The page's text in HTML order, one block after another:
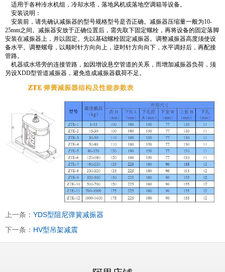
适用于各种冷水机组，冷却水塔，落地风机或落地空调箱等设备。
安装说明：
安装前，请先确认减振器的型号规格型号是否正确。减振器压缩量一般为10-
25mm之间。减振器安放于正确位置后，需先取下固定螺栓，再将设备的固定落脚
安装在减振器上，并以固定。先以基础螺栓固定减振器。调整减振器高度须使设
备水平。调整螺母，以顺时针方向向上，逆时针方向向下，水平调好后，再配接
管路。
机器或水塔旁的连接管路，如因增设悬空管道的关系，而增加减振器负荷，须
另设XDD型管道减振器，避免造成减振器载荷不足。
上一条： YDS型阻尼弹簧减振器
下一条： HV型吊架减震